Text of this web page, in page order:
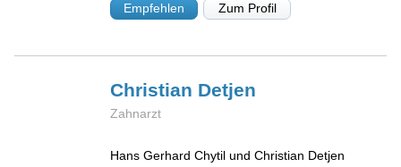
Empfehlen Zum Profil
Christian Detjen
Zahnarzt
Hans Gerhard Chytil und Christian Detjen